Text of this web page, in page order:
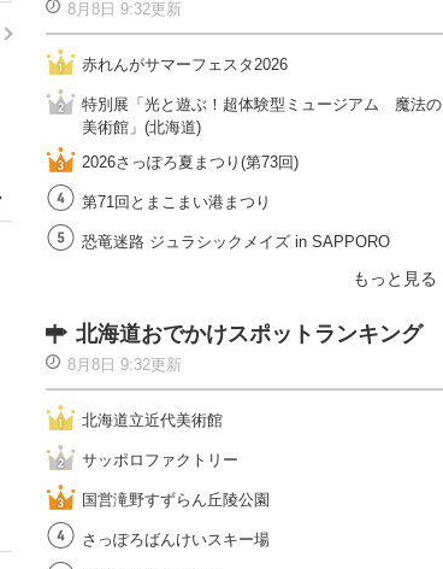
8月8日 9:32更新
赤れんがサマーフェスタ2026
特別展「光と遊ぶ！超体験型ミュージアム 魔法の
美術館」(北海道)
2026さっぽろ夏まつり(第73回)
第71回とまこまい港まつり
恐竜迷路 ジュラシックメイズ in SAPPORO
もっと見る
北海道おでかけスポットランキング
8月8日 9:32更新
北海道立近代美術館
サッポロファクトリー
国営滝野すずらん丘陵公園
さっぽろばんけいスキー場